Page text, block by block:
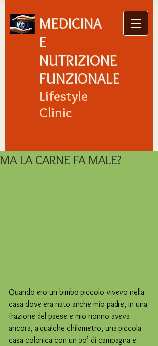
MEDICINA
E
NUTRIZIONE
FUNZIONALE
Lifestyle
Clinic
MA LA CARNE FA MALE?
Quando ero un bimbo piccolo vivevo nella
casa dove era nato anche mio padre, in una
frazione del paese e mio nonno aveva
ancora, a qualche chilometro, una piccola
casa colonica con un po’ di campagna e